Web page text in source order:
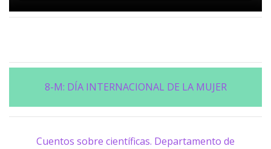
8-M: DÍA INTERNACIONAL DE LA MUJER
Cuentos sobre científicas. Departamento de